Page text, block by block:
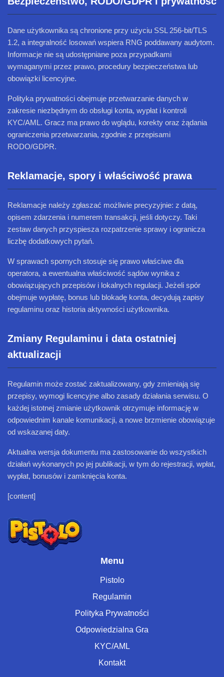
Dane użytkownika są chronione przy użyciu SSL 256-bit/TLS
1.2, a integralność losowań wspiera RNG poddawany audytom.
Informacje nie są udostępniane poza przypadkami
wymaganymi przez prawo, procedury bezpieczeństwa lub
obowiązki licencyjne.
Polityka prywatności obejmuje przetwarzanie danych w
zakresie niezbędnym do obsługi konta, wypłat i kontroli
KYC/AML. Gracz ma prawo do wglądu, korekty oraz żądania
ograniczenia przetwarzania, zgodnie z przepisami
RODO/GDPR.
Reklamacje, spory i właściwość prawa
Reklamacje należy zgłaszać możliwie precyzyjnie: z datą,
opisem zdarzenia i numerem transakcji, jeśli dotyczy. Taki
zestaw danych przyspiesza rozpatrzenie sprawy i ogranicza
liczbę dodatkowych pytań.
W sprawach spornych stosuje się prawo właściwe dla
operatora, a ewentualna właściwość sądów wynika z
obowiązujących przepisów i lokalnych regulacji. Jeżeli spór
obejmuje wypłatę, bonus lub blokadę konta, decydują zapisy
regulaminu oraz historia aktywności użytkownika.
Zmiany Regulaminu i data ostatniej
aktualizacji
Regulamin może zostać zaktualizowany, gdy zmieniają się
przepisy, wymogi licencyjne albo zasady działania serwisu. O
każdej istotnej zmianie użytkownik otrzymuje informację w
odpowiednim kanale komunikacji, a nowe brzmienie obowiązuje
od wskazanej daty.
Aktualna wersja dokumentu ma zastosowanie do wszystkich
działań wykonanych po jej publikacji, w tym do rejestracji, wpłat,
wypłat, bonusów i zamknięcia konta.
[content]
Menu
Pistolo
Regulamin
Polityka Prywatności
Odpowiedzialna Gra
KYC/AML
Kontakt